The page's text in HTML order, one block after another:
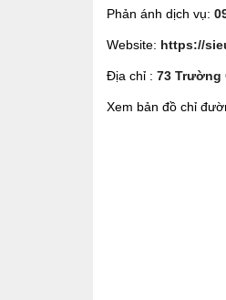
Phản ánh dịch vụ:
Website: https://
Địa chỉ : 73 Trường
Xem bản đồ chỉ